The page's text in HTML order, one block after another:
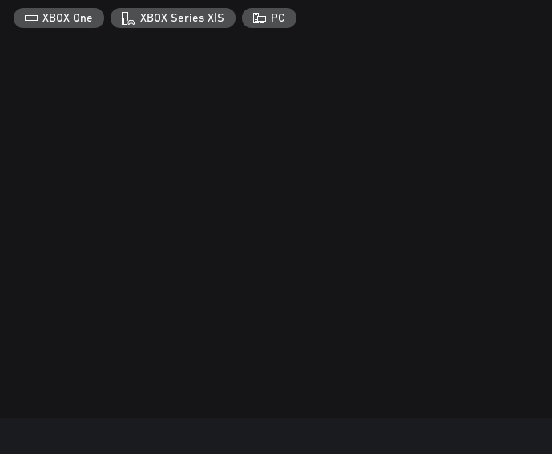
XBOX One XBOX Series X|S PC